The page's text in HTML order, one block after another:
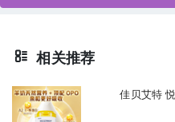
相关推荐
佳贝艾特